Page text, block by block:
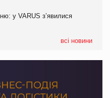
у VARUS з’явилися
всі новини
склад шоколаду